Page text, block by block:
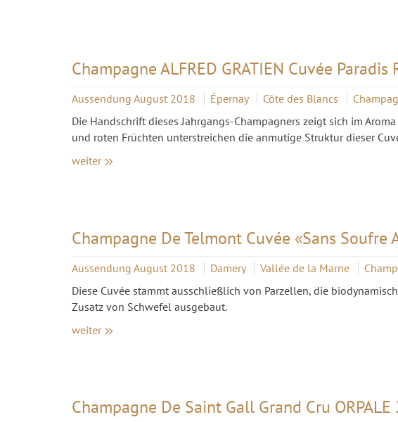
Champagne ALFRED GRATIEN Cuvée Paradis
Aussendung August 2018 Épernay Côte des Blancs
Die Handschrift dieses Jahrgangs-Champagners zeigt sich im
und roten Früchten unterstreichen die anmutige Struktur dieser
weiter
Champagne De Telmont Cuvée «Sans Soufre
Aussendung August 2018 Damery Vallée de la Marne
Diese Cuvée stammt ausschließlich von Parzellen, die
Zusatz von Schwefel ausgebaut.
weiter
Champagne De Saint Gall Grand Cru